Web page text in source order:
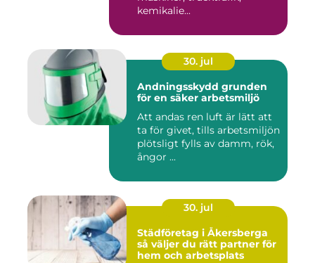
kemikalie...
30. jul
Andningsskydd grunden
för en säker arbetsmiljö
Att andas ren luft är lätt att
ta för givet, tills arbetsmiljön
plötsligt fylls av damm, rök,
ångor ...
30. jul
Städföretag i Åkersberga
så väljer du rätt partner för
hem och arbetsplats